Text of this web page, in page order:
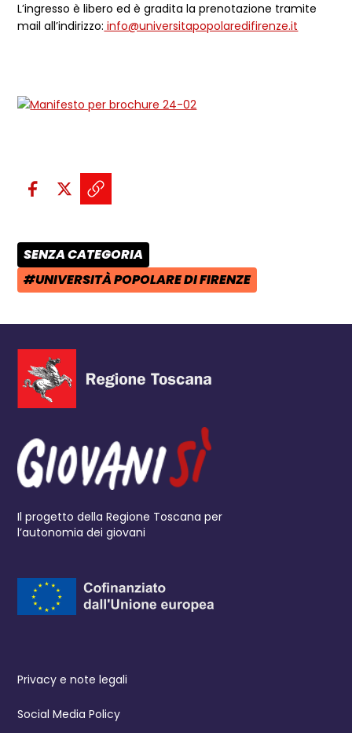
L’ingresso è libero ed è gradita la prenotazione tramite
mail all’indirizzo: info@universitapopolaredifirenze.it
Condividi sui social:
Condividi su Facebook - apre
Condividi su X - apre una
Copia il link e condividi -
CATEGORIA POST:
SENZA CATEGORIA
TAG:
#UNIVERSITÀ POPOLARE DI FIRENZE
Il progetto della Regione Toscana per
l’autonomia dei giovani
Privacy e note legali
Social Media Policy